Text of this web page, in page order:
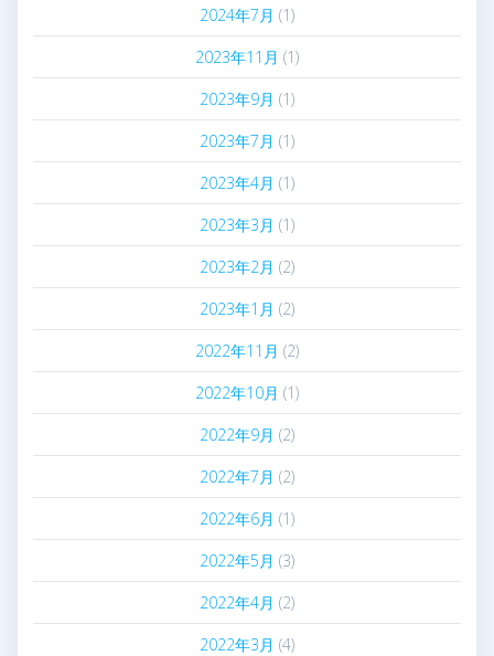
2024年7月 (1)
2023年11月 (1)
2023年9月 (1)
2023年7月 (1)
2023年4月 (1)
2023年3月 (1)
2023年2月 (2)
2023年1月 (2)
2022年11月 (2)
2022年10月 (1)
2022年9月 (2)
2022年7月 (2)
2022年6月 (1)
2022年5月 (3)
2022年4月 (2)
2022年3月 (4)